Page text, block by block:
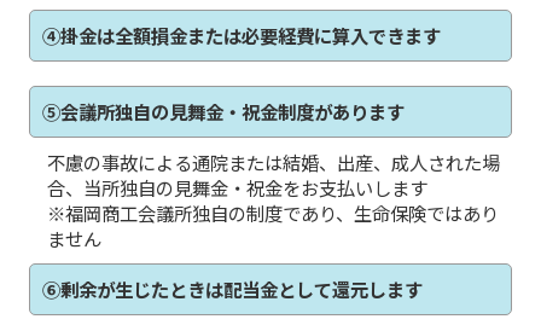
④掛金は全額損金または必要経費に算入できます
⑤会議所独自の見舞金・祝金制度があります
不慮の事故による通院または結婚、出産、成人された場
合、当所独自の見舞金・祝金をお支払いします
※福岡商工会議所独自の制度であり、生命保険ではあり
ません
⑥剰余が生じたときは配当金として還元します